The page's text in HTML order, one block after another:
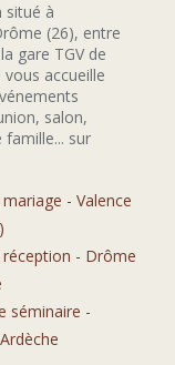
situé à
(26), entre
gare TGV de
accueille
salon,
sur
- Valence
réception - Drôme
séminaire -